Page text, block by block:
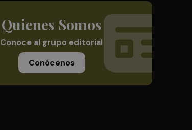
Quienes Somos
Conoce al grupo editorial
Conócenos